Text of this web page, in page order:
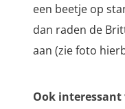
een beetje op
dan raden de
aan (zie foto
Ook interessant